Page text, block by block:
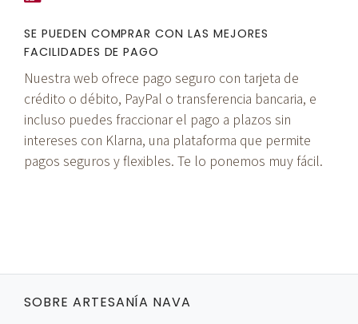
SE PUEDEN COMPRAR CON LAS MEJORES
FACILIDADES DE PAGO
Nuestra web ofrece pago seguro con tarjeta de
crédito o débito, PayPal o transferencia bancaria, e
incluso puedes fraccionar el pago a plazos sin
intereses con Klarna, una plataforma que permite
pagos seguros y flexibles. Te lo ponemos muy fácil.
SOBRE ARTESANÍA NAVA